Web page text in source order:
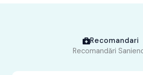
Recomandari
Recomandări